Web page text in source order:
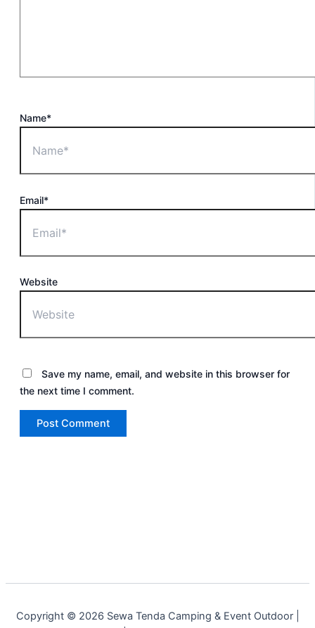
Name*
Email*
Website
Save my name, email, and website in this browser for
the next time I comment.
Copyright © 2026 Sewa Tenda Camping & Event Outdoor |